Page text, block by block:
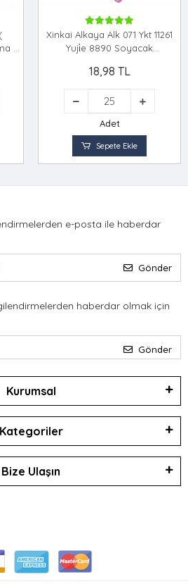
&
Xinkai Alkaya Alk 071 Ykt 11261
Yuji̇e 8890 Soyacak
Vedi̇li̇mleyi̇ci̇ Ve Ci̇ps Ve
Şeki̇llendi̇ri̇ci̇
18,98 TL
Adet
Sepete Ekle
e-posta ile haberdar
Gönder
haberdar olmak için
Gönder
Kurumsal
Kategoriler
Bize Ulaşın